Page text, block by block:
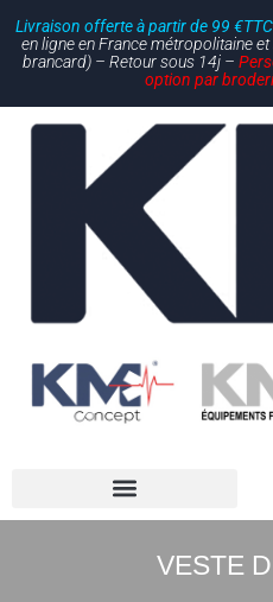
Livraison offerte à partir de 99 €TTC
en ligne en France métropolitaine
brancard) – Retour sous 14j –
option par
VESTE